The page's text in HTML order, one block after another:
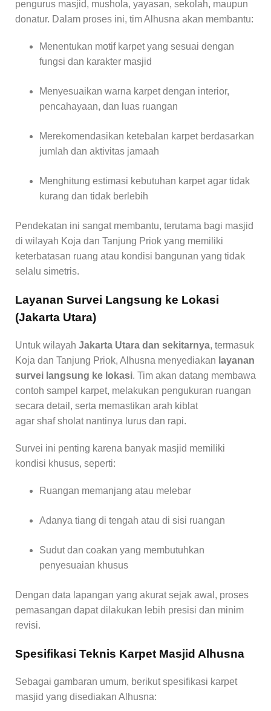
pengurus masjid, mushola, yayasan, sekolah, maupun
donatur. Dalam proses ini, tim Alhusna akan membantu:
Menentukan motif karpet yang sesuai dengan
fungsi dan karakter masjid
Menyesuaikan warna karpet dengan interior,
pencahayaan, dan luas ruangan
Merekomendasikan ketebalan karpet berdasarkan
jumlah dan aktivitas jamaah
Menghitung estimasi kebutuhan karpet agar tidak
kurang dan tidak berlebih
Pendekatan ini sangat membantu, terutama bagi masjid
di wilayah Koja dan Tanjung Priok yang memiliki
keterbatasan ruang atau kondisi bangunan yang tidak
selalu simetris.
Layanan Survei Langsung ke Lokasi
(Jakarta Utara)
Untuk wilayah Jakarta Utara dan sekitarnya, termasuk
Koja dan Tanjung Priok, Alhusna menyediakan layanan
survei langsung ke lokasi. Tim akan datang membawa
contoh sampel karpet, melakukan pengukuran ruangan
secara detail, serta memastikan arah kiblat
agar shaf sholat nantinya lurus dan rapi.
Survei ini penting karena banyak masjid memiliki
kondisi khusus, seperti:
Ruangan memanjang atau melebar
Adanya tiang di tengah atau di sisi ruangan
Sudut dan coakan yang membutuhkan
penyesuaian khusus
Dengan data lapangan yang akurat sejak awal, proses
pemasangan dapat dilakukan lebih presisi dan minim
revisi.
Spesifikasi Teknis Karpet Masjid Alhusna
Sebagai gambaran umum, berikut spesifikasi karpet
masjid yang disediakan Alhusna: